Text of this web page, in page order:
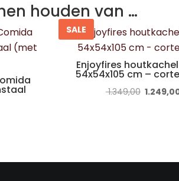
houden van …
1.299,00.
SALE
Enjoyfires
54x54x105 cm –
1.349,00